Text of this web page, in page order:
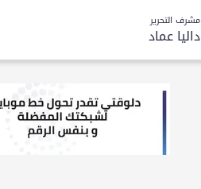
مشرف التحرير
داليا عماد